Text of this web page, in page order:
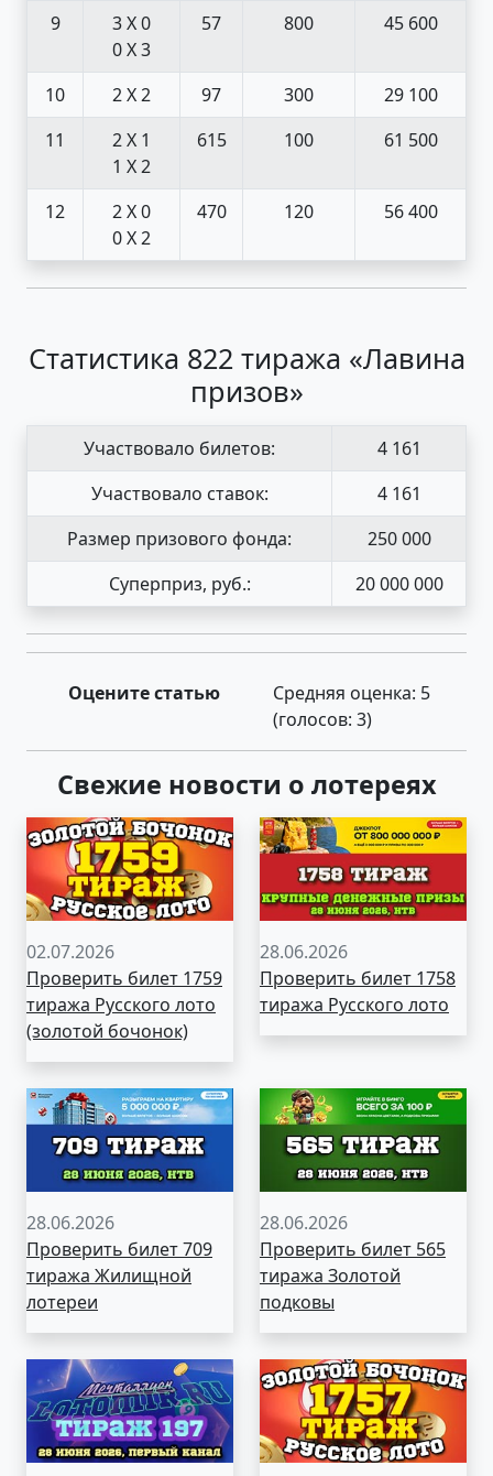
9
3 X 0
0 X 3
57 800 45 600
10 2 X 2 97 300
29 100
11
2 X 1
1 X 2
615 100 61 500
12
2 X 0
0 X 2
470 120 56 400
Статистика 822 тиража «Лавина
призов»
Участвовало билетов:
4 161
Участвовало ставок:
4 161
Размер призового фонда:
250 000
Суперприз, руб.:
20 000 000
Оцените статью Средняя оценка: 5
(голосов: 3)
Свежие новости о лотереях
02.07.2026
Проверить билет 1759
тиража Русского лото
(золотой бочонок)
28.06.2026
Проверить билет 1758
тиража Русского лото
28.06.2026
Проверить билет 709
тиража Жилищной
лотереи
28.06.2026
Проверить билет 565
тиража Золотой
подковы